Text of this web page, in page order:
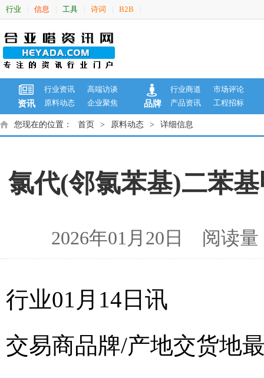
行业 信息 工具 诗词 B2B
资讯
行业资讯
高端访谈
原料动态
企业聚焦 品牌
行业商道
市场评论
产品资讯
工程招标
您现在的位置： 首页 > 原料动态 > 详细信息
氯代(邻氯苯基)二苯
2026年01月20日 阅读
行业01月14日讯
交易商品牌/产地交货地